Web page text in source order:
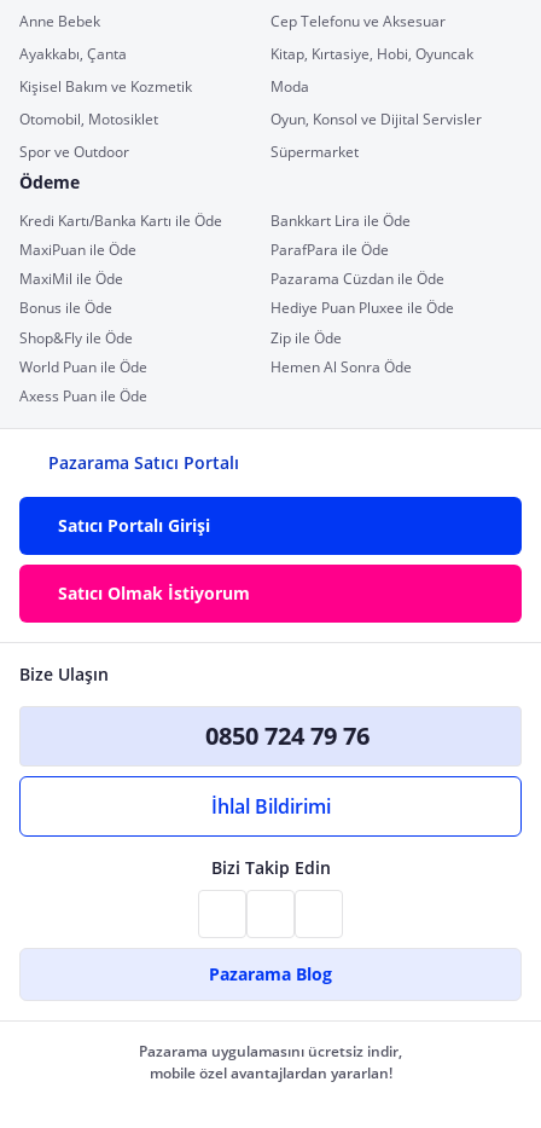
Anne Bebek
Cep Telefonu ve Aksesuar
Ayakkabı, Çanta
Kitap, Kırtasiye, Hobi, Oyuncak
Kişisel Bakım ve Kozmetik
Moda
Otomobil, Motosiklet
Oyun, Konsol ve Dijital Servisler
Spor ve Outdoor
Süpermarket
Ödeme
Kredi Kartı/Banka Kartı ile Öde
Bankkart Lira ile Öde
MaxiPuan ile Öde
ParafPara ile Öde
MaxiMil ile Öde
Pazarama Cüzdan ile Öde
Bonus ile Öde
Hediye Puan Pluxee ile Öde
Shop&Fly ile Öde
Zip ile Öde
World Puan ile Öde
Hemen Al Sonra Öde
Axess Puan ile Öde
Pazarama Satıcı Portalı
Satıcı Portalı Girişi
Satıcı Olmak İstiyorum
Bize Ulaşın
0850 724 79 76
İhlal Bildirimi
Bizi Takip Edin
Pazarama Blog
Pazarama uygulamasını ücretsiz indir,
mobile özel avantajlardan yararlan!